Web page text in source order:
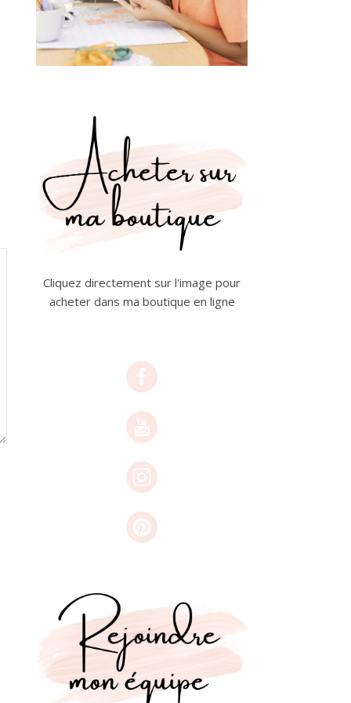
Cliquez directement sur l'image pour
acheter dans ma boutique en ligne